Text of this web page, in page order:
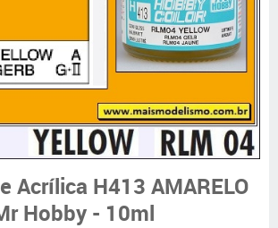
Acrílica H413 AMARELO
Hobby - 10ml